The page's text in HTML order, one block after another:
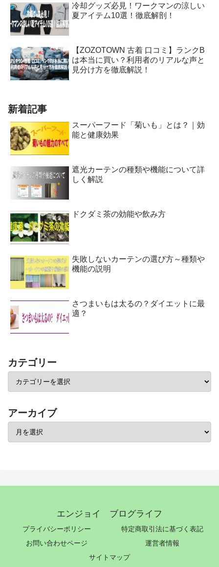
冷却グッズ必見！ワークマンの涼しい
夏アイテム10選！徹底解剖！
【ZOZOTOWN 古着 口コミ】ランクB
は本当に買い？利用者のリアルな声と
見分け方を徹底解説！
新着記事
スーパーフード「菊いも」とは？｜効
能と健康効果
遮光カーテンの種類や機能について詳
しく解説
ドクダミ茶の効能や飲み方
失敗しないカーテンの選び方～種類や
機能の説明
さつまいもは太るの？ダイエットに最
適？
カテゴリー
アーカイブ
エンジョイ ブログライフ
プライバシーポリシー
特定商取引法に基づく表記
お問い合わせページ
運営者情報
サイトマップ